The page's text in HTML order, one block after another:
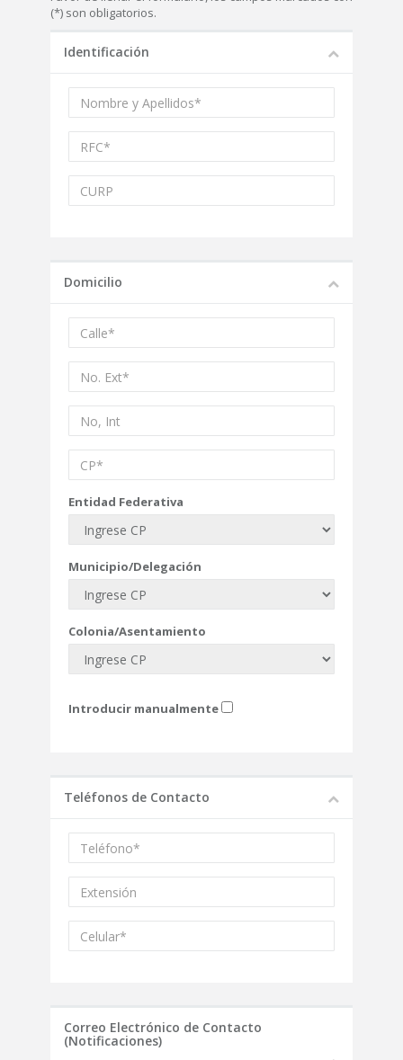
(*) son obligatorios.
Identificación
Domicilio
Entidad Federativa
Municipio/Delegación
Colonia/Asentamiento
Introducir manualmente
Teléfonos de Contacto
Correo Electrónico de Contacto
(Notificaciones)